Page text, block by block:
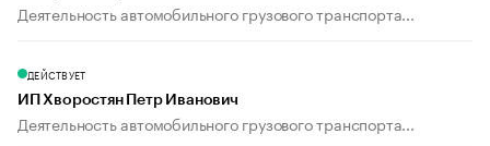
Деятельность автомобильного грузового транспорта...
ДЕЙСТВУЕТ
ИП Хворостян Петр Иванович
Деятельность автомобильного грузового транспорта...